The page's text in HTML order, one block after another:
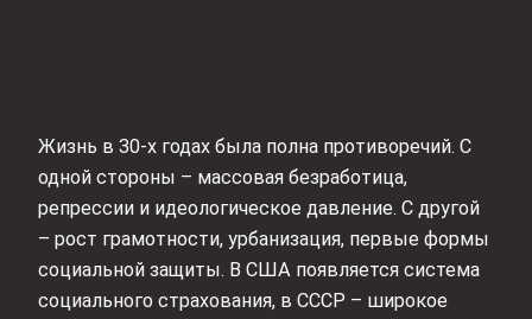
Жизнь в 30-х годах была полна противоречий. С
одной стороны – массовая безработица,
репрессии и идеологическое давление. С другой
– рост грамотности, урбанизация, первые формы
социальной защиты. В США появляется система
социального страхования, в СССР – широкое